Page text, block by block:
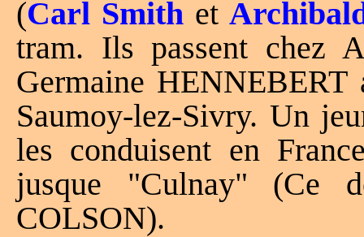
(Carl Smithet
tram. Ils passent chez
Germaine
Saumoy-lez-Sivry. Un
les conduisent en
jusque "Culnay" (Ce
COLSON).